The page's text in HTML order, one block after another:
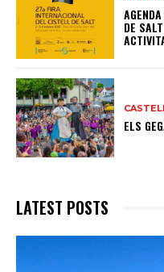
DE
ELS
LATEST POSTS